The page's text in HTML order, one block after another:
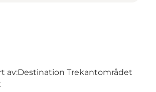
av:Destination Trekantområdet